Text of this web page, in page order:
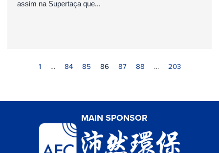
assim na Supertaça que...
1 … 84 85 86 87 88 … 203
MAIN SPONSOR